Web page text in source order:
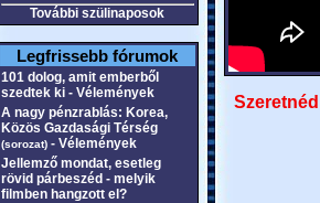
További szülinaposok
Legfrissebb fórumok
101 dolog, amit emberből
szedtek ki - Vélemények
A nagy pénzrablás: Korea,
Közös Gazdasági Térség
(sorozat)- Vélemények
Jellemző mondat, esetleg
rövid párbeszéd - melyik
filmben hangzott el?